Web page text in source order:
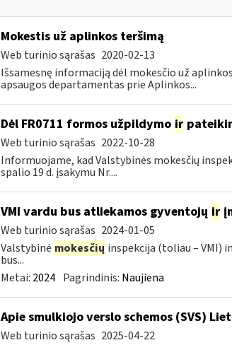
Mokestis už aplinkos teršimą
Web turinio sąrašas 2020-02-13
Išsamesnę informaciją dėl mokesčio už
apsaugos departamentas prie Aplinkos...
Dėl FR0711 formos užpildymo ir
Web turinio sąrašas 2022-10-28
Informuojame, kad Valstybinės mokesčių
spalio 19 d. įsakymu Nr....
VMI vardu bus atliekamos gyventojų ir
Web turinio sąrašas 2024-01-05
Valstybinė mokesčių inspekcija (toliau – VMI)
bus...
Metai: 2024 Pagrindinis: Naujiena
Apie smulkiojo verslo schemos (SVS)
Web turinio sąrašas 2025-04-22